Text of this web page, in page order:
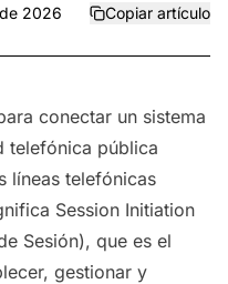
2026 Copiar artículo
conectar un sistema
telefónica pública
líneas telefónicas
Session Initiation
Sesión), que es el
gestionar y